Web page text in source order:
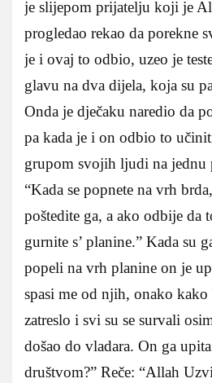
je slijepom prijatelju koji je
progledao rekao da porekne
je i ovaj to odbio, uzeo je
glavu na dva dijela, koja su
Onda je dječaku naredio da
pa kada je i on odbio to
grupom svojih ljudi na jednu
“Kada se popnete na vrh
poštedite ga, a ako odbije da
gurnite s’ planine.” Kada su
popeli na vrh planine on je
spasi me od njih, onako kako
zatreslo i svi su se survali
došao do vladara. On ga
društvom?” Reče: “Allah